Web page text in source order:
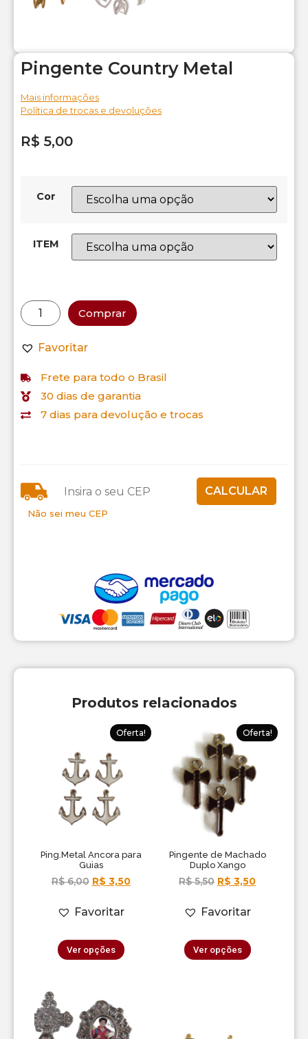
Pingente Country Metal
Mais informações
Política de trocas e devoluções
R$ 5,00
Cor
ITEM
Comprar
Favoritar
Frete para todo o Brasil
30 dias de garantia
7 dias para devolução e trocas
Não sei meu CEP
Produtos relacionados
Oferta!
Ping.Metal Ancora para
Guias
R$6,00 R$ 3,50
Favoritar
Ver opções
Oferta!
Pingente de Machado
Duplo Xango
R$5,50 R$ 3,50
Favoritar
Ver opções